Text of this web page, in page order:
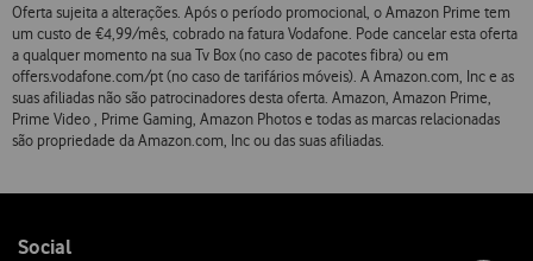
Oferta sujeita a alterações. Após o período promocional, o Amazon Prime tem
um custo de €4,99/mês, cobrado na fatura Vodafone. Pode cancelar esta oferta
a qualquer momento na sua Tv Box (no caso de pacotes fibra) ou em
offers.vodafone.com/pt (no caso de tarifários móveis). A Amazon.com, Inc e as
suas afiliadas não são patrocinadores desta oferta. Amazon, Amazon Prime,
Prime Video , Prime Gaming, Amazon Photos e todas as marcas relacionadas
são propriedade da Amazon.com, Inc ou das suas afiliadas.
Follow
Social